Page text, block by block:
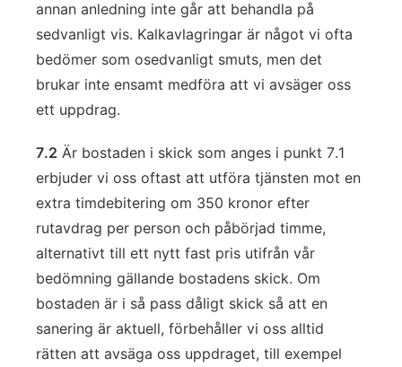
annan anledning inte går att behandla på
sedvanligt vis. Kalkavlagringar är något vi ofta
bedömer som osedvanligt smuts, men det
brukar inte ensamt medföra att vi avsäger oss
ett uppdrag.
7.2 Är bostaden i skick som anges i punkt 7.1
erbjuder vi oss oftast att utföra tjänsten mot en
extra timdebitering om 350 kronor efter
rutavdrag per person och påbörjad timme,
alternativt till ett nytt fast pris utifrån vår
bedömning gällande bostadens skick. Om
bostaden är i så pass dåligt skick så att en
sanering är aktuell, förbehåller vi oss alltid
rätten att avsäga oss uppdraget, till exempel